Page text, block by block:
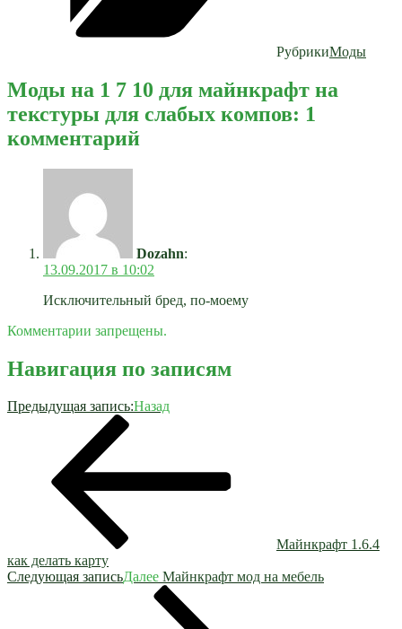
РубрикиМоды
Моды на 1 7 10 для майнкрафт на
текстуры для слабых компов: 1
комментарий
Dozahn:
13.09.2017 в 10:02
Исключительный бред, по-моему
Комментарии запрещены.
Навигация по записям
Предыдущая запись:Назад
Майнкрафт 1.6.4
как делать карту
Следующая записьДалее Майнкрафт мод на мебель